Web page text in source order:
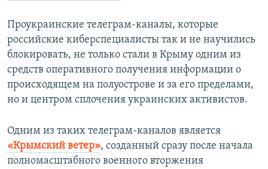
Проукраинские телеграм-каналы, которые
российские киберспециалисты так и не научились
блокировать, не только стали в Крыму одним из
средств оперативного получения информации о
происходящем на полуострове и за его пределами,
но и центром сплочения украинских активистов.
Одним из таких телеграм-каналов является
«Крымский ветер», созданный сразу после начала
полномасштабного военного вторжения